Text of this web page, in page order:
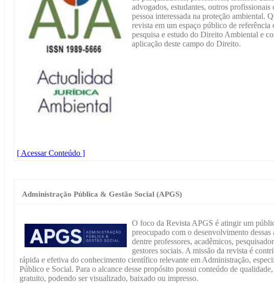
advogados, estudantes, outros
pessoa interessada na proteção ambiental.
revista em um espaço público de referência
pesquisa e estudo do Direito Ambiental e
aplicação deste campo do Direito.
[ Acessar Conteúdo ]
Administração Pública & Gestão Social (APGS)
O foco da Revista APGS é atingir um
preocupado com o desenvolvimento dessas
dentre professores, acadêmicos,
gestores sociais. A missão da revista é
rápida e efetiva do conhecimento científico relevante em Administração,
Público e Social. Para o alcance desse propósito possui conteúdo de
gratuito, podendo ser visualizado, baixado ou impresso.